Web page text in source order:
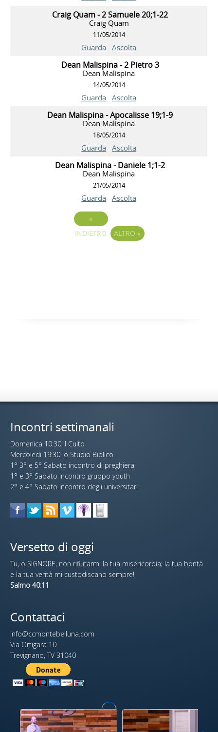
Craig Quam - 2 Samuele 20;1-22
Craig Quam
11/05/2014
Guarda Ascolta
Dean Malispina - 2 Pietro 3
Dean Malispina
14/05/2014
Guarda Ascolta
Dean Malispina - Apocalisse 19;1-9
Dean Malispina
18/05/2014
Guarda Ascolta
Dean Malispina - Daniele 1;1-2
Dean Malispina
21/05/2014
Guarda Ascolta
«
INDIETRO
ALTRO »
Incontri settimanali
Domenica 10:30 il Culto
Mercoledi 19:30 lo Studio Biblico
1° 3° e 5° Sabato incontro di preghiera
1° e 3° Sabato incontro gruppo youth
2° e 4° Sabato incontro degli universitari
Versetto di oggi
Tu, o SIGNORE, non rifiutarmi la tua misericordia; la tua bontà
e la tua verità mi custodiscano sempre!
Salmo 40:11
Contattaci
info@ccmontebelluna.com
Via Ortigara 10
Trevignano, TV 31040